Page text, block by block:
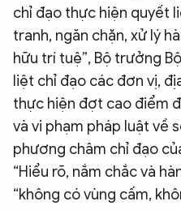
chỉ đạo thực hiện quyết
tranh, ngăn chặn, xử lý
hữu trí tuệ”, Bộ trưởng
liệt chỉ đạo các đơn vị,
thực hiện đợt cao điểm
và vi phạm pháp luật về
phương châm chỉ đạo
“Hiểu rõ, nắm chắc và
“không có vùng cấm,